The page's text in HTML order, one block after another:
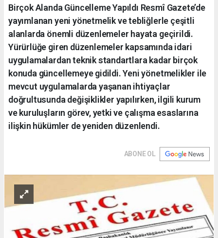
Birçok Alanda Güncelleme Yapıldı Resmî Gazete’de
yayımlanan yeni yönetmelik ve tebliğlerle çeşitli
alanlarda önemli düzenlemeler hayata geçirildi.
Yürürlüğe giren düzenlemeler kapsamında idari
uygulamalardan teknik standartlara kadar birçok
konuda güncellemeye gidildi. Yeni yönetmelikler ile
mevcut uygulamalarda yaşanan ihtiyaçlar
doğrultusunda değişiklikler yapılırken, ilgili kurum
ve kuruluşların görev, yetki ve çalışma esaslarına
ilişkin hükümler de yeniden düzenlendi.
ABONE OL